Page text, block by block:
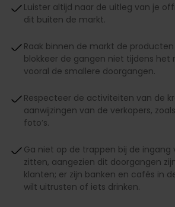
Luister altijd naar de uitleg van je
dit buiten de markt.
Raak binnen de markt de
blokkeer de gangen niet tijdens het
vooral de smallere doorgangen.
Respecteer de activiteiten van de
aanwijzingen van de verkopers,
foto’s.
Ga niet op de trappen bij de ingang
zitten, aangezien dit doorgangen
klanten; er zijn banken en cafés in
wilt uitrusten of iets drinken.